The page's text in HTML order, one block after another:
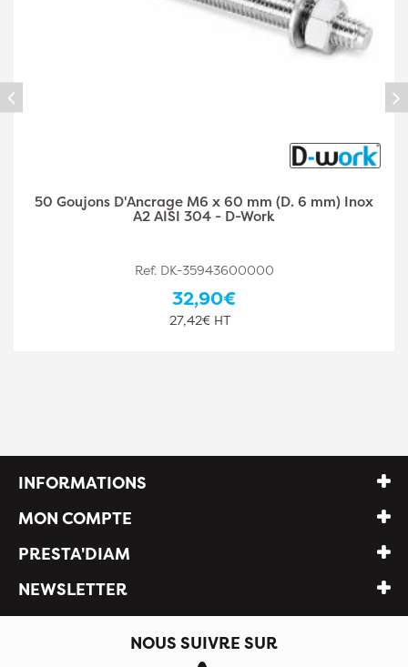
50 Goujons d'Ancrage M6 x 80 mm (D. 6 mm) Inox
A2 AISI 304 - D-Work
Ref. DK-35943600001
35,10€
29,25€ HT
INFORMATIONS
MON COMPTE
PRESTA'DIAM
NEWSLETTER
NOUS SUIVRE SUR